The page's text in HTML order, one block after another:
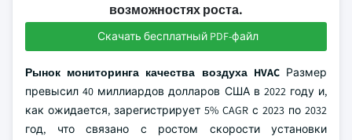
возможностях роста.
Скачать бесплатный PDF-файл
Рынок мониторинга качества воздуха HVACРазмер
превысил 40 миллиардов долларов США в 2022 году и,
как ожидается, зарегистрирует 5% CAGR с 2023 по 2032
год, что связано с ростом скорости установки